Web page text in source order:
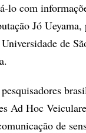
com
Jó
de
Ad Hoc
de